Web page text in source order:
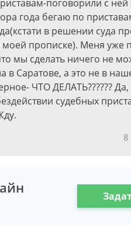
поговорили с ней
года бегаю по
в решении суда
прописке). Меня уже
мы сделать ничего не
в Саратове, а это не в
ЧТО ДЕЛАТЬ??????
судебных
8